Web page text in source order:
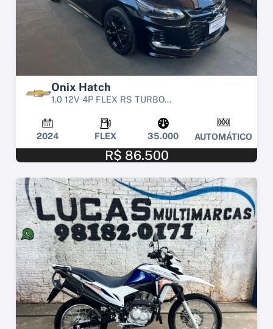
Onix Hatch
1.0 12V 4P FLEX RS TURBO...
2024 FLEX 35.000 AUTOMÁTICO
R$ 86.500